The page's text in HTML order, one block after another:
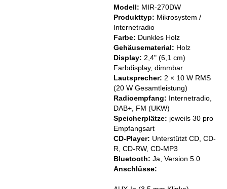
Modell: MIR-270DW
Produkttyp: Mikrosystem /
Internetradio
Farbe: Dunkles Holz
Gehäusematerial: Holz
Display: 2,4" (6,1 cm)
Farbdisplay, dimmbar
Lautsprecher: 2 × 10 W RMS
(20 W Gesamtleistung)
Radioempfang: Internetradio,
DAB+, FM (UKW)
Speicherplätze: jeweils 30 pro
Empfangsart
CD-Player: Unterstützt CD, CD-
R, CD-RW, CD-MP3
Bluetooth: Ja, Version 5.0
Anschlüsse: